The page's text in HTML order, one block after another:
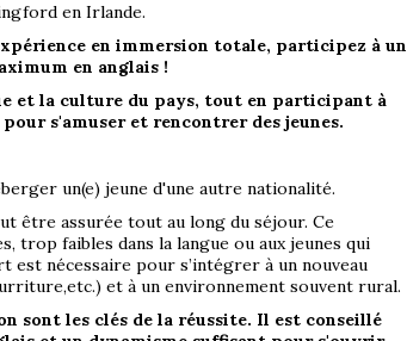
en Irlande.
en immersion totale, participez à un
en anglais !
et la culture du pays, tout en participant à
s'amuser et rencontrer des jeunes.
un(e) jeune d'une autre nationalité.
être assurée tout au long du séjour. Ce
trop faibles dans la langue ou aux jeunes qui
nécessaire pour s’intégrer à un nouveau
et à un environnement souvent rural.
sont les clés de la réussite. Il est conseillé